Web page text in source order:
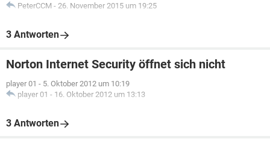
PeterCCM - 26. November 2015 um 19:25
3 Antworten
Norton Internet Security öffnet sich nicht
player 01 - 5. Oktober 2012 um 10:19
player 01 - 16. Oktober 2012 um 13:13
3 Antworten